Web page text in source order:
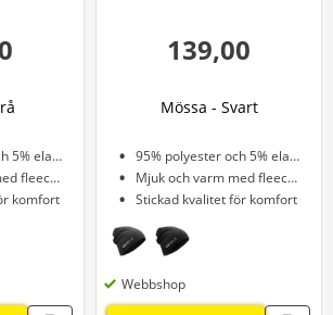
95% polyester och 5% elastan
Mjuk och varm med fleecefoder
komfort
139,00
Mössa - Svart
95% polyester och 5% elastan
Mjuk och varm med fleecefoder
Stickad kvalitet för komfort
Webbshop